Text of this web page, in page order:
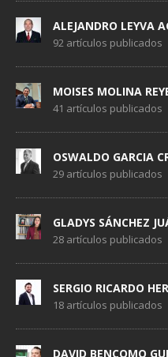
ALEJANDRO LEYVA
92 artículos publicados
MOISES MOLINA
41 artículos publicados
OSWALDO GARCIA
29 artículos publicados
GLADYS SÁNCHEZ
28 artículos publicados
SERGIO RICARDO
18 artículos publicados
DAVID BENCOMO